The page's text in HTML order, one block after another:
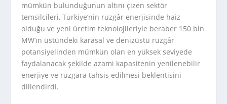
mümkün bulunduğunun altını çizen sektör
temsilcileri, Türkiye’nin rüzgâr enerjisinde haiz
olduğu ve yeni üretim teknolojileriyle beraber 150 bin
MW’ın üstündeki karasal ve denizüstü rüzgâr
potansiyelinden mümkün olan en yüksek seviyede
faydalanacak şekilde azami kapasitenin yenilenebilir
enerjiye ve rüzgara tahsis edilmesi beklentisini
dillendirdi.